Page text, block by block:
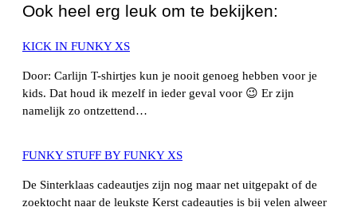
Ook heel erg leuk om te bekijken:
KICK IN FUNKY XS
Door: Carlijn T-shirtjes kun je nooit genoeg hebben voor je
kids. Dat houd ik mezelf in ieder geval voor 😉 Er zijn
namelijk zo ontzettend…
FUNKY STUFF BY FUNKY XS
De Sinterklaas cadeautjes zijn nog maar net uitgepakt of de
zoektocht naar de leukste Kerst cadeautjes is bij velen alweer